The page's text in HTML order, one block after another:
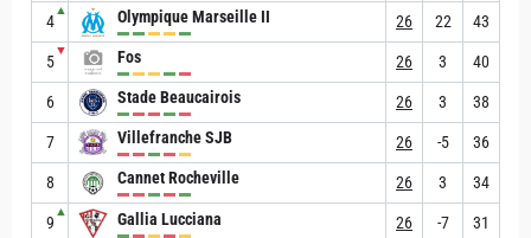
4
▲ Olympique Marseille II 26 22 43
5
▼ Fos 26 3 40
6 Stade Beaucairois 26 3 38
7 Villefranche SJB 26 -5 36
8 Cannet Rocheville 26 3 34
9
▲ Gallia Lucciana 26 -7 31